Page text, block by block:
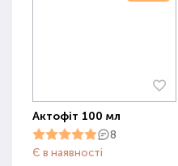
Актофіт 100 мл
8
Є в наявності